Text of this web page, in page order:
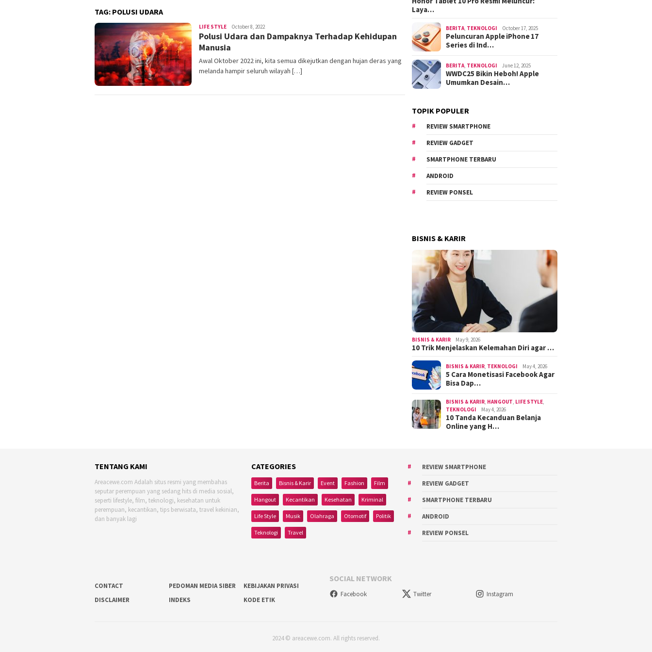
TAG: POLUSI UDARA
LIFE STYLE Area
Cewe
October 8, 2022
Polusi Udara dan Dampaknya Terhadap Kehidupan
Manusia
Awal Oktober 2022 ini, kita semua dikejutkan dengan hujan deras yang
melanda hampir seluruh wilayah […]
Laya…
BERITA TEKNOLOGI October 17, 2025
Peluncuran Apple iPhone 17
Series di Ind…
BERITA TEKNOLOGI June 12, 2025
WWDC25 Bikin Heboh! Apple
Umumkan Desain…
TOPIK POPULER
REVIEW SMARTPHONE
REVIEW GADGET
SMARTPHONE TERBARU
ANDROID
REVIEW PONSEL
BISNIS & KARIR
BISNIS & KARIR May 9, 2026
10 Trik Menjelaskan Kelemahan Diri agar …
BISNIS & KARIR TEKNOLOGI May 4, 2026
5 Cara Monetisasi Facebook Agar
Bisa Dap…
BISNIS & KARIR HANGOUT LIFE STYLE
TEKNOLOGI
May 4, 2026
10 Tanda Kecanduan Belanja
Online yang H…
TENTANG KAMI
Areacewe.com Adalah situs resmi yang membahas
seputar perempuan yang sedang hits di media sosial,
seperti lifestyle, film, teknologi, kesehatan untuk
perempuan, kecantikan, tips berwisata, travel kekinian,
dan banyak lagi
CATEGORIES
Berita Bisnis & Karir Event Fashion Film
Hangout Kecantikan Kesehatan Kriminal
Life Style Musik Olahraga Otomotif Politik
Teknologi Travel
REVIEW SMARTPHONE
REVIEW GADGET
SMARTPHONE TERBARU
ANDROID
REVIEW PONSEL
CONTACT PEDOMAN MEDIA SIBER
KEBIJAKAN PRIVASI
DISCLAIMER
INDEKS KODE ETIK
SOCIAL NETWORK
Facebook Twitter Instagram
2024 © areacewe.com. All rights reserved.